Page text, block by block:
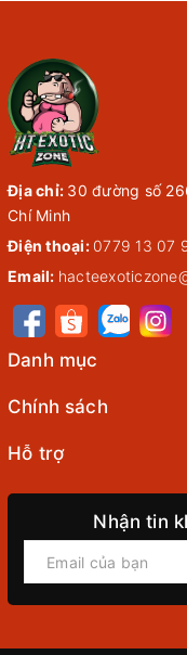
Địa chỉ: 30 đường số
Chí Minh
Điện thoại: 0779 13 07
Email:
Danh mục
Chính sách
Hỗ trợ
Nhận tin